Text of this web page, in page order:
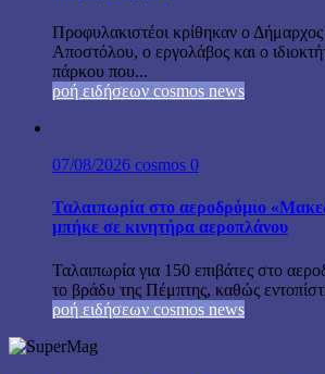
Προφυλακιστέοι κρίθηκαν ο Δήμαρχος
Αποστόλου, ο εργολάβος και ο
πάρκου που...
ροή ειδήσεων cosmos news
07/08/2026 cosmos 0
Ταλαιπωρία στο αεροδρόμιο
μπήκε σε κινητήρα αεροπλάνου
Ταλαιπωρία για 150 επιβάτες στο
το βράδυ της Πέμπτης, καθώς
ροή ειδήσεων cosmos news